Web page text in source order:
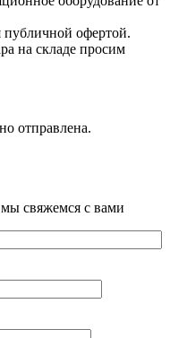
публичной офертой.
на складе просим
отправлена.
свяжемся с вами